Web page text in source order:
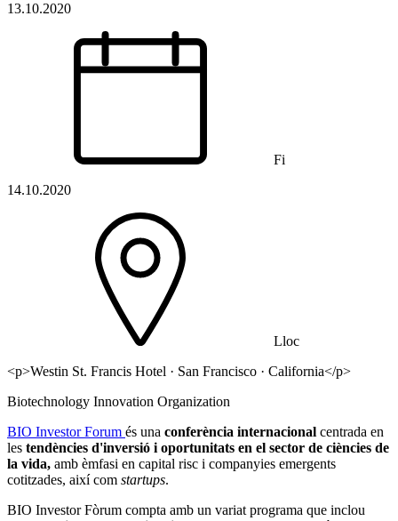
13.10.2020
Fi
14.10.2020
Lloc
<p>Westin St. Francis Hotel · San Francisco · California</p>
Biotechnology Innovation Organization
BIO Investor Forum és una conferència internacional centrada en
les tendències d'inversió i oportunitats en el sector de ciències de
la vida, amb èmfasi en capital risc i companyies emergents
cotitzades, així com startups.
BIO Investor Fòrum compta amb un variat programa que inclou